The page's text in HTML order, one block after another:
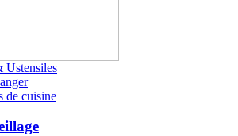
Ustensiles
de cuisine